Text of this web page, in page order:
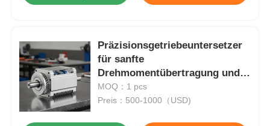
Präzisionsgetriebeuntersetzer
für sanfte
Drehmomentübertragung und
lange Lebensdauer in
Industriemaschinen
MOQ：1 pcs
Preis：500-1000（USD)